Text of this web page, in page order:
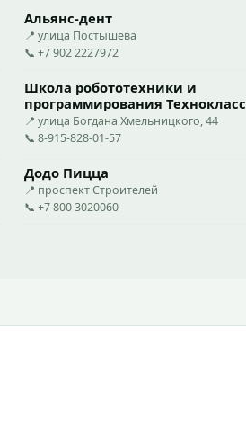
Альянс-дент
📍 улица Постышева
📞 +7 902 2227972
Школа робототехники и
программирования Технокласс
📍 улица Богдана Хмельницкого, 44
📞 8-915-828-01-57
Додо Пицца
📍 проспект Строителей
📞 +7 800 3020060